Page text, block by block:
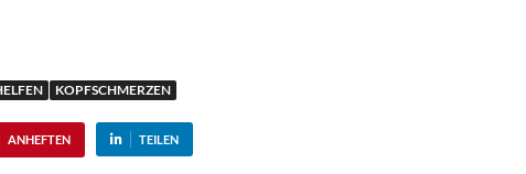
KOPFSCHMERZEN
ANHEFTEN TEILEN